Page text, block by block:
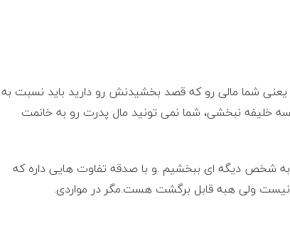
شما مالی رو که قصد بخشیدنش رو دارید باید نسبت به
خلیفه نبخشی، شما نمی تونید مال پدرت رو به خانمت
شخص دیگه ای ببخشیم .و با صدقه تفاوت هایی داره که
ولی هبه قابل برگشت هست.مگر در مواردی.